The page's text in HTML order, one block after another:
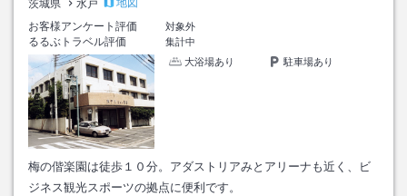
茨城県 水戸
お客様アンケート評価
対象外
るるぶトラベル評価
集計中
大浴場あり
駐車場あり
梅の偕楽園は徒歩１０分。アダストリアみとアリーナも近く、ビ
ジネス観光スポーツの拠点に便利です。